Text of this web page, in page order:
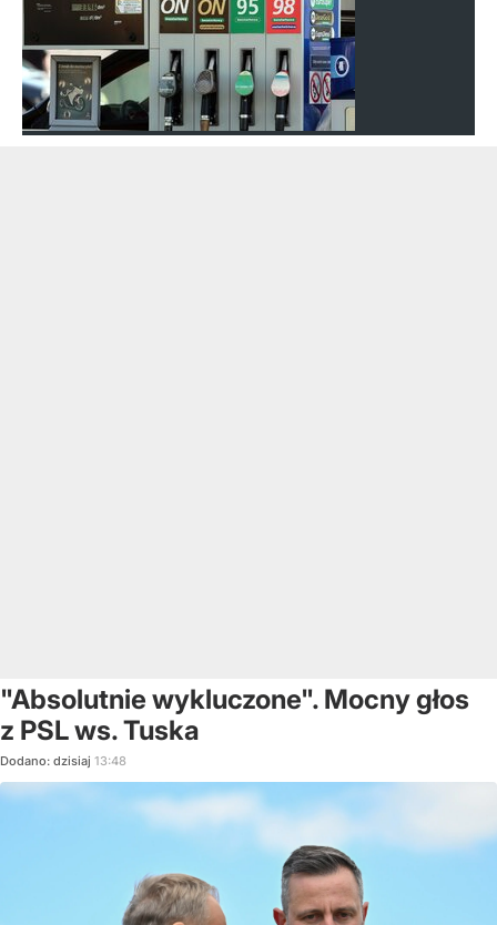
"Absolutnie wykluczone". Mocny głos
z PSL ws. Tuska
Dodano: dzisiaj 13:48